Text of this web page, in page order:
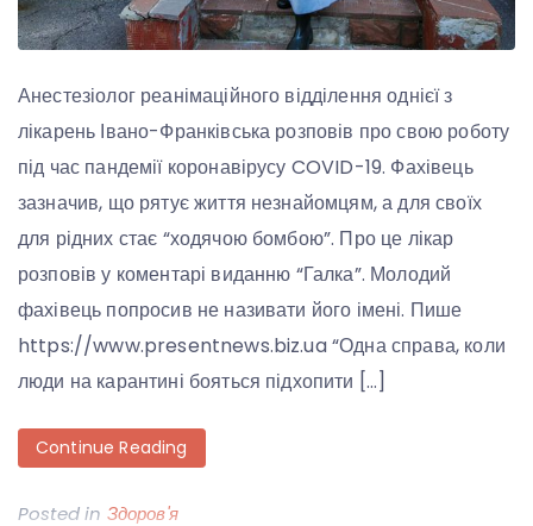
Анестезіолог реанімаційного відділення однієї з
лікарень Івано-Франківська розповів про свою роботу
під час пандемії коронавірусу COVID-19. Фахівець
зазначив, що рятує життя незнайомцям, а для своїх
для рідних стає “ходячою бомбою”. Про це лікар
розповів у коментарі виданню “Галка”. Молодий
фахівець попросив не називати його імені. Пише
https://www.presentnews.biz.ua “Одна справа, коли
люди на карантині бояться підхопити […]
Continue Reading
Posted in Здоров'я